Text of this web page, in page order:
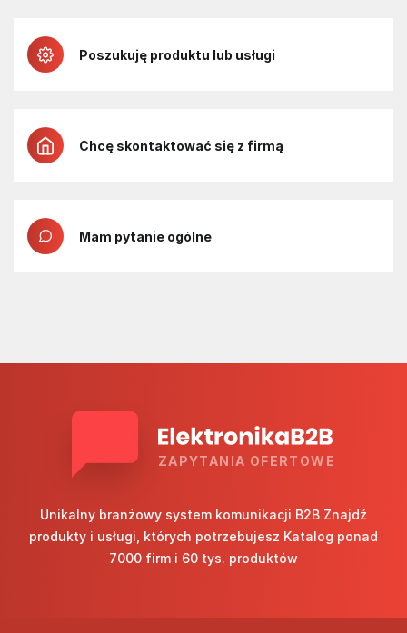
Poszukuję produktu lub usługi
Chcę skontaktować się z firmą
Mam pytanie ogólne
ZAPYTANIA OFERTOWE
Unikalny branżowy system komunikacji B2B Znajdź
produkty i usługi, których potrzebujesz Katalog ponad
7000 firm i 60 tys. produktów